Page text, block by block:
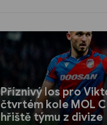
Příznivý los pro
čtvrtém kole MOL
hřiště týmu z divize